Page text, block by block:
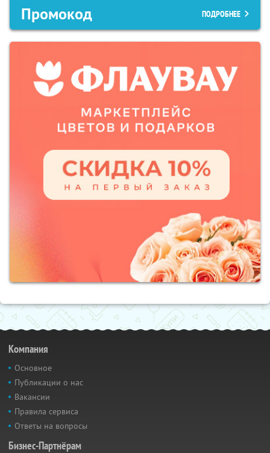
Промокод ПОДРОБНЕЕ
Компания
Основное
Публикации о нас
Вакансии
Правила сервиса
Ответы на вопросы
Бизнес-Партнёрам